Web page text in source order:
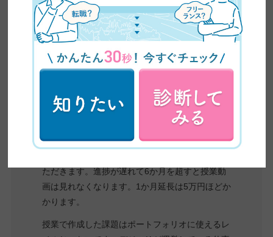
ジオにたくさん通えるような人には見合う金額だ
と思う。
参考：コエテコ
自分で積極的に動けない人には向いてないと思い
ます。進捗が遅くてもあちらからサポートはして
ただきます。進捗が遅れて6か月を超すと授業動
画は見れなくなります。1か月延長は5万円ほどか
かります。
授業で作成した課題はポートフォリオに使えるレ